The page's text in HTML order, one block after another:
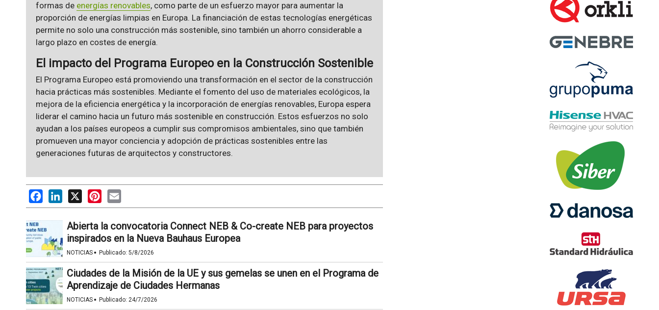
formas de energías renovables, como parte de un esfuerzo mayor para aumentar la
proporción de energías limpias en Europa. La financiación de estas tecnologías energéticas
permite no solo una construcción más sostenible, sino también un ahorro considerable a
largo plazo en costes de energía.
El impacto del Programa Europeo en la Construcción Sostenible
El Programa Europeo está promoviendo una transformación en el sector de la construcción
hacia prácticas más sostenibles. Mediante el fomento del uso de materiales ecológicos, la
mejora de la eficiencia energética y la incorporación de energías renovables, Europa espera
liderar el camino hacia un futuro más sostenible en construcción. Estos esfuerzos no solo
ayudan a los países europeos a cumplir sus compromisos ambientales, sino que también
promueven una mayor conciencia y adopción de prácticas sostenibles entre las
generaciones futuras de arquitectos y constructores.
FacebookLinkedIn
X PinterestEmail
Abierta la convocatoria Connect NEB & Co-create NEB para proyectos
inspirados en la Nueva Bauhaus Europea
NOTICIAS · Publicado: 5/8/2026
Ciudades de la Misión de la UE y sus gemelas se unen en el Programa de
Aprendizaje de Ciudades Hermanas
NOTICIAS · Publicado: 24/7/2026